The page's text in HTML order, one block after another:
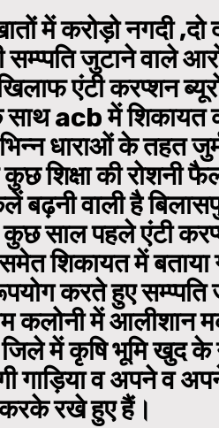
में करोड़ो नगदी ,दो
जुटाने वाले
एंटी करप्शन
acb में शिकायत
धाराओं के तहत
कुछ शिक्षा की रोशनी
बढ़नी वाली है
साल पहले एंटी
शिकायत में बताया
करते हुए सम्प्पति
कलोनी में आलीशान
जिले में कृषि भूमि खुद के
गाड़िया व अपने व
करके रखे हुए हैं।